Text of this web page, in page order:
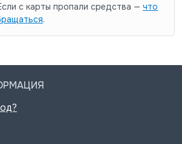
с карты пропали средства — что
.